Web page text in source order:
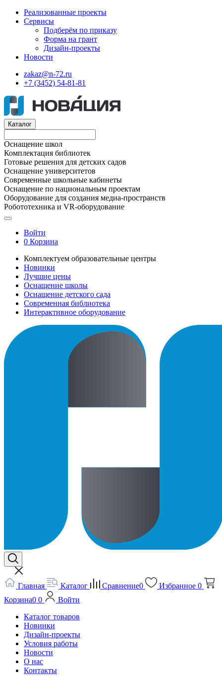
Реализованные проекты
Сервисы
Подберём по приказу
Форма на грант
Дизайн-проекты
Новости
zakaz@n-72.ru
+7 (3452) 54-81-81
Каталог
Оснащение школ
Комплектация библиотек
Готовые решения для детских садов
Оснащение университетов
Современные школьные кабинеты
Оснащение по национальным проектам
Оборудование для создания медиа-пространств
Робототехника и VR-оборудование
Войти
0 Корзина
Комплектуем образовательные центры
Новинки
Лучшие цены
Оснащение школы
Оснащение детского сада
Современная библиотека
Интерактивное оборудование
Главная Каталог Сравнение0 Избранное 0
Корзина0 0
Войти
Каталог товаров
Новинки
Дизайн-проекты
Условия работы
Новости
О нас
Контакты